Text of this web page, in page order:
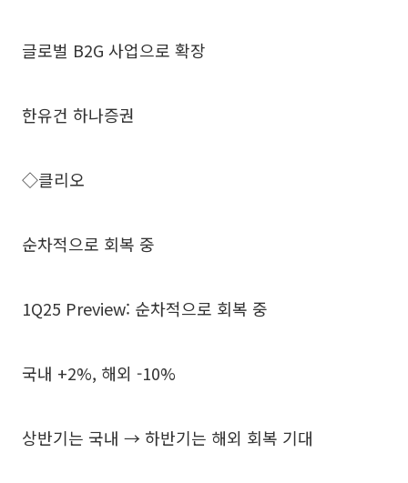
글로벌 B2G 사업으로 확장
한유건 하나증권
◇클리오
순차적으로 회복 중
1Q25 Preview: 순차적으로 회복 중
국내 +2%, 해외 -10%
상반기는 국내 → 하반기는 해외 회복 기대